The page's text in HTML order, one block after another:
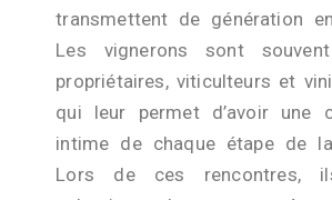
transmettent de génération
Les vignerons sont
propriétaires, viticulteurs et
qui leur permet d’avoir une
intime de chaque étape de la
Lors de ces rencontres,